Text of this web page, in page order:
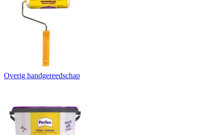
Overig handgereedschap